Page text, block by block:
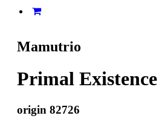
Mamutrio
Primal Existence
origin 82726